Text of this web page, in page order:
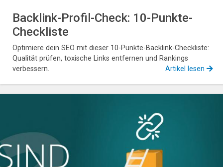
Backlink-Profil-Check: 10-Punkte-
Checkliste
Optimiere dein SEO mit dieser 10-Punkte-Backlink-Checkliste:
Qualität prüfen, toxische Links entfernen und Rankings
verbessern.
Artikel lesen